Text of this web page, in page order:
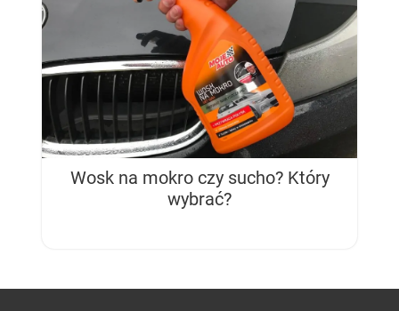
Wosk na mokro czy sucho? Który
wybrać?